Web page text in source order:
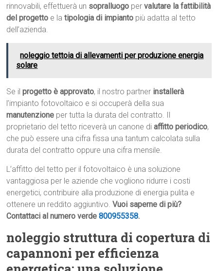
rinnovabili, effettuerà un sopralluogo pervalutare la fattibilità
del progetto e latipologia di impianto più adatta al tetto
dell’azienda.
noleggio tettoia di allevamenti per produzione energia
solare
Se ilprogetto è approvato, il nostro partner installerà
l’impianto fotovoltaico e si occuperà della sua
manutenzione per tutta la durata del contratto. Il
proprietario del tetto riceverà un canone diaffitto periodico,
che può essere una cifra fissa una tantum calcolata sulla
durata del contratto oppure una cifra mensile.
L’affitto del tetto per il fotovoltaico è una soluzione
vantaggiosa per le aziende che vogliono ridurre i costi
energetici, contribuire alla produzione di energia pulita e
ottenere un reddito aggiuntivo.Vuoi saperne di più?
Contattaci al numero verde800955358.
noleggio struttura di copertura di
capannoni per efficienza